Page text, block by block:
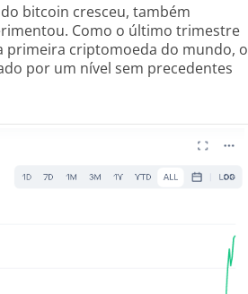
bitcoin cresceu, também
Como o último trimestre
primeira criptomoeda do mundo, o
por um nível sem precedentes